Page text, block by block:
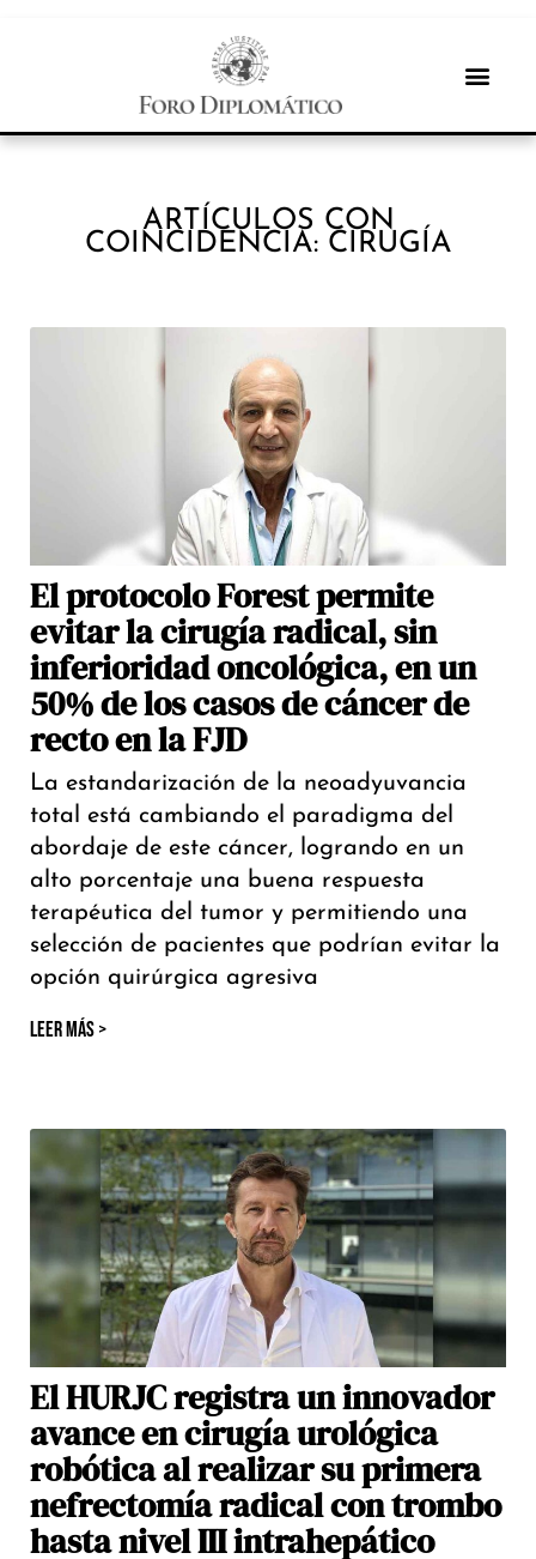
ARTÍCULOS CON
COINCIDENCIA: CIRUGÍA
El protocolo Forest permite
evitar la cirugía radical, sin
inferioridad oncológica, en un
50% de los casos de cáncer de
recto en la FJD
La estandarización de la neoadyuvancia
total está cambiando el paradigma del
abordaje de este cáncer, logrando en un
alto porcentaje una buena respuesta
terapéutica del tumor y permitiendo una
selección de pacientes que podrían evitar la
opción quirúrgica agresiva
LEER MÁS >
El HURJC registra un innovador
avance en cirugía urológica
robótica al realizar su primera
nefrectomía radical con trombo
hasta nivel III intrahepático